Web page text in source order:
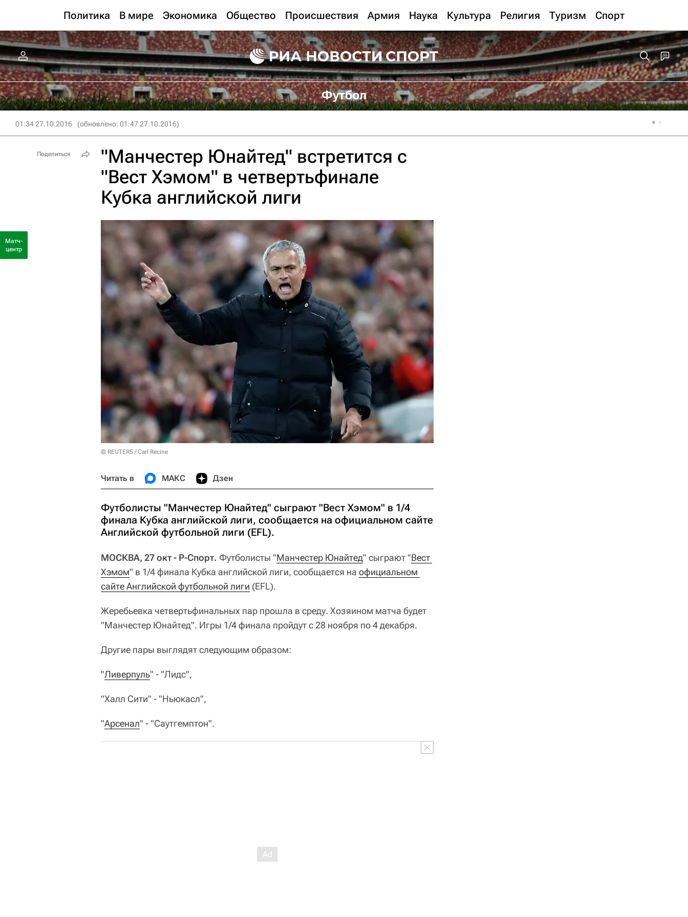
Политика В мире Экономика Общество Происшествия Армия Наука Культура Религия Туризм Спорт
Футбол
01:34 27.10.2016 (обновлено: 01:47 27.10.2016)
"Манчестер Юнайтед" встретится с
"Вест Хэмом" в четвертьфинале
Кубка английской лиги
© REUTERS / Carl Recine
Читать в МАКС Дзен
Футболисты "Манчестер Юнайтед" сыграют "Веcт Хэмом" в 1/4
финала Кубка английской лиги, сообщается на официальном сайте
Английской футбольной лиги (EFL).
МОСКВА, 27 окт - Р-Спорт. Футболисты "Манчестер Юнайтед" сыграют "Веcт
Хэмом" в 1/4 финала Кубка английской лиги, сообщается на официальном
сайте Английской футбольной лиги (EFL).
Жеребьевка четвертьфинальных пар прошла в среду. Хозяином матча будет
"Манчестер Юнайтед". Игры 1/4 финала пройдут с 28 ноября по 4 декабря.
Другие пары выглядят следующим образом:
"Ливерпуль" - "Лидс",
"Халл Сити" - "Ньюкасл",
"Арсенал" - "Саутгемптон".
Поделиться
Матч-
центр